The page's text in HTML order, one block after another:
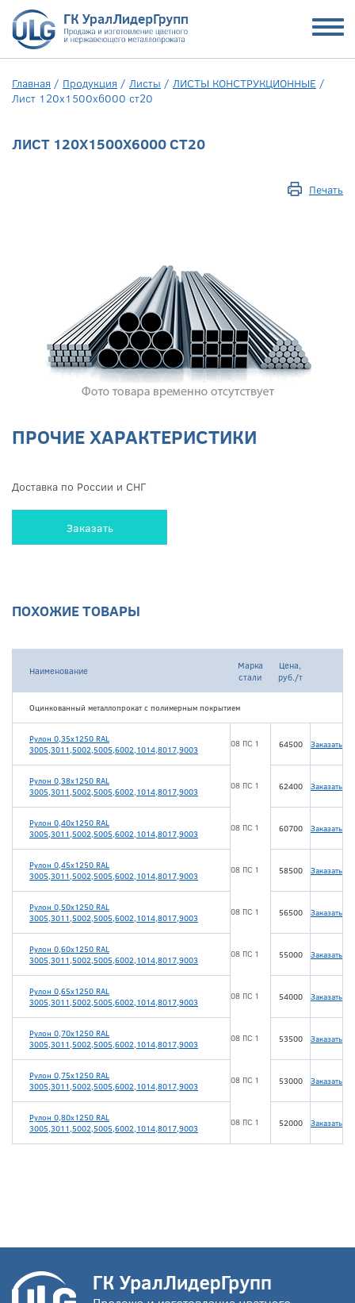
Главная / Продукция / Листы / ЛИСТЫ КОНСТРУКЦИОННЫЕ /
Лист 120x1500x6000 ст20
ЛИСТ 120X1500X6000 СТ20
Печать
ПРОЧИЕ ХАРАКТЕРИСТИКИ
Доставка по России и СНГ
Заказать
ПОХОЖИЕ ТОВАРЫ
Наименование
Марка
стали
Цена,
руб./т
Оцинкованный металлопрокат с полимерным покрытием
Рулон 0,35х1250 RAL
3005,3011,5002,5005,6002,1014,8017,9003
08 ПС 1 64500 Заказать
Рулон 0,38х1250 RAL
3005,3011,5002,5005,6002,1014,8017,9003
08 ПС 1 62400 Заказать
Рулон 0,40х1250 RAL
3005,3011,5002,5005,6002,1014,8017,9003
08 ПС 1 60700 Заказать
Рулон 0,45х1250 RAL
3005,3011,5002,5005,6002,1014,8017,9003
08 ПС 1 58500 Заказать
Рулон 0,50х1250 RAL
3005,3011,5002,5005,6002,1014,8017,9003
08 ПС 1 56500 Заказать
Рулон 0,60х1250 RAL
3005,3011,5002,5005,6002,1014,8017,9003
08 ПС 1 55000 Заказать
Рулон 0,65х1250 RAL
3005,3011,5002,5005,6002,1014,8017,9003
08 ПС 1 54000 Заказать
Рулон 0,70х1250 RAL
3005,3011,5002,5005,6002,1014,8017,9003
08 ПС 1 53500 Заказать
Рулон 0,75х1250 RAL
3005,3011,5002,5005,6002,1014,8017,9003
08 ПС 1 53000 Заказать
Рулон 0,80х1250 RAL
3005,3011,5002,5005,6002,1014,8017,9003
08 ПС 1 52000 Заказать